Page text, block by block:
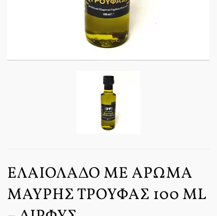
ΕΛΑΙΌΛΑΔΟ ΜΕ ΆΡΩΜΑ
ΜΑΎΡΗΣ ΤΡΟΎΦΑΣ 100 ML